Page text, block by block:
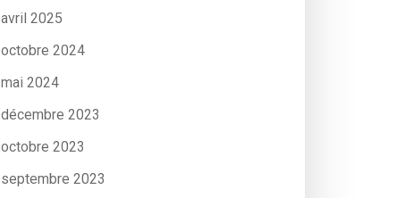
avril 2025
octobre 2024
mai 2024
décembre 2023
octobre 2023
septembre 2023